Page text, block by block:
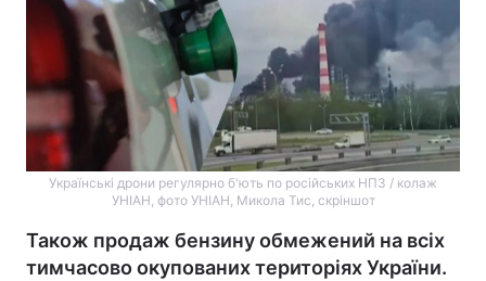
Українські дрони регулярно б'ють по російських НПЗ / колаж
УНІАН, фото УНІАН, Микола Тис, скріншот
Також продаж бензину обмежений на всіх
тимчасово окупованих територіях України.